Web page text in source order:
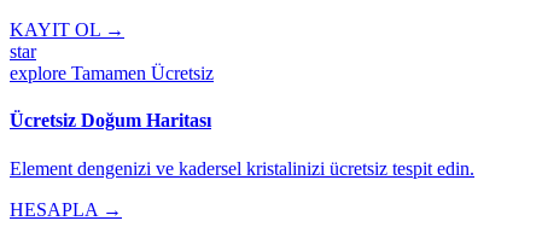
KAYIT OL →
star
explore Tamamen Ücretsiz
Ücretsiz Doğum Haritası
Element dengenizi ve kadersel kristalinizi ücretsiz tespit edin.
HESAPLA →